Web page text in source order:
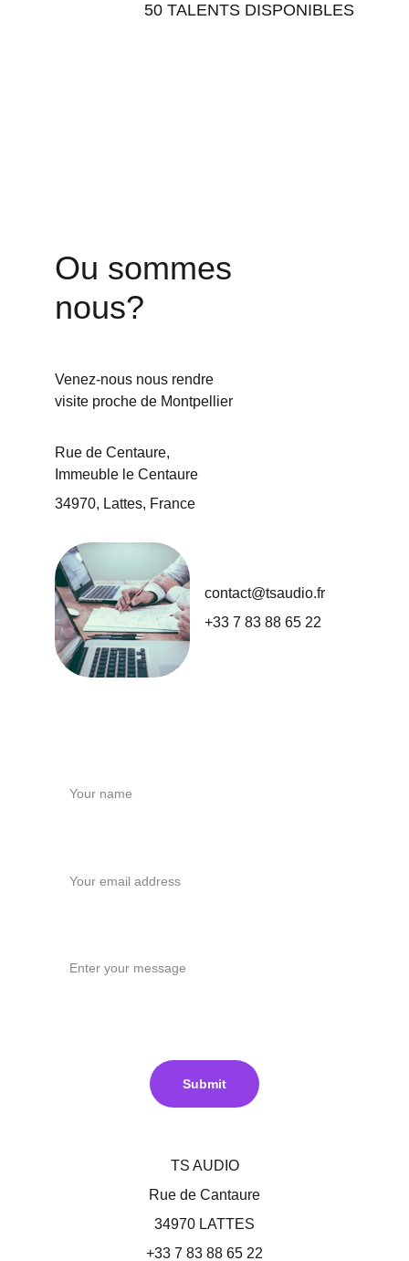
50 TALENTS DISPONIBLES
Ou sommes
nous?
Venez-nous nous rendre
visite proche de Montpellier
Rue de Centaure,
Immeuble le Centaure
34970, Lattes, France
contact@tsaudio.fr
+33 7 83 88 65 22
Submit
TS AUDIO
Rue de Cantaure
34970 LATTES
+33 7 83 88 65 22